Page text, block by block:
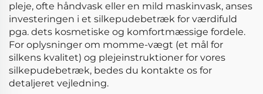
pleje, ofte håndvask eller en mild maskinvask, anses
investeringen i et silkepudebetræk for værdifuld
pga. dets kosmetiske og komfortmæssige fordele.
For oplysninger om momme-vægt (et mål for
silkens kvalitet) og plejeinstruktioner for vores
silkepudebetræk, bedes du kontakte os for
detaljeret vejledning.